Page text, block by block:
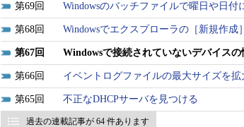
でシステムが不安定になっているようだから、
イバのバージョンを確認したいなどという場合
実際にシステムにデバイスを接続しないと、
作を行えない。だがシステムに接続するとエ
か、すでに手元にはない（もしくは壊れてしま
の状態とは関係なく、インストールされている
便利である。
69 Windowsのバッチファイルで曜日や日付
68 Windowsでエクスプローラの［新規作成
67 Windowsで接続されていないデバイス
66 イベントログファイルの最大サイズを拡
65 不正なDHCPサーバを見つける
過去の連載記事が 64 件あります